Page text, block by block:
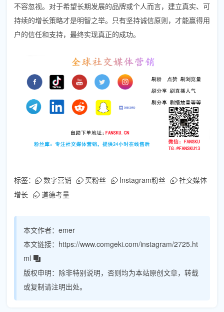
不容忽视。对于希望长期发展的品牌或个人而言，建立真实、可
持续的增长策略才是明智之举。只有坚持诚信原则，才能赢得用
户的信任和支持，最终实现真正的成功。
标签： 数字营销 买粉丝 Instagram粉丝
社交媒体
增长
道德考量
本文作者： emer
本文链接： https://www.comgeki.com/instagram/2725.ht
ml
版权申明： 除非特别说明，否则均为本站原创文章，转载
或复制请注明出处。